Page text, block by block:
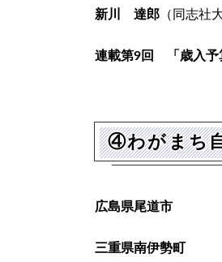
新川 達郎 （同志
連載第9回 「 歳入予
④わがまち
広島県尾道市
三重県南伊勢町